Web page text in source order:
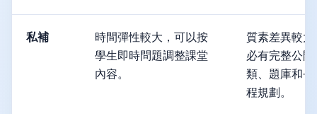
私補
時間彈性較大，可以按
學生即時問題調整課堂
內容。
質素差異較
必有完整公
類、題庫和長
程規劃。